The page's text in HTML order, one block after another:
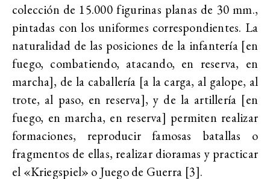
colección de 15.000 figurinas planas de 30 mm.,
pintadas con los uniformes correspondientes. La
naturalidad de las posiciones de la infantería [en
fuego, combatiendo, atacando, en reserva, en
marcha], de la caballería [a la carga, al galope, al
trote, al paso, en reserva], y de la artillería [en
fuego, en marcha, en reserva] permiten realizar
formaciones, reproducir famosas batallas o
fragmentos de ellas, realizar dioramas y practicar
el «Kriegspiel» o Juego de Guerra [3].